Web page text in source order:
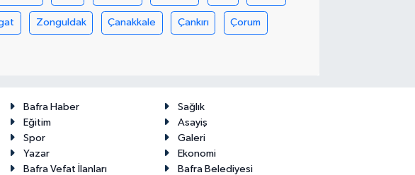
Zonguldak Çanakkale Çankırı Çorum
Bafra Haber
Sağlık
Eğitim
Asayiş
Spor
Galeri
Yazar
Ekonomi
Bafra Vefat İlanları
Bafra Belediyesi